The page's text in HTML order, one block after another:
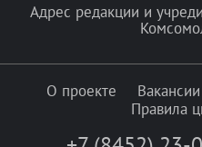
Адрес редакции и
О проекте Вакансии
Правила